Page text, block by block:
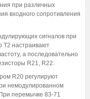
при различных
входного сопротивления
сигналов при
Т2 настраивают
а последовательно
R21, R22.
R20 регулируют
немодулированном
перемычке 83-71